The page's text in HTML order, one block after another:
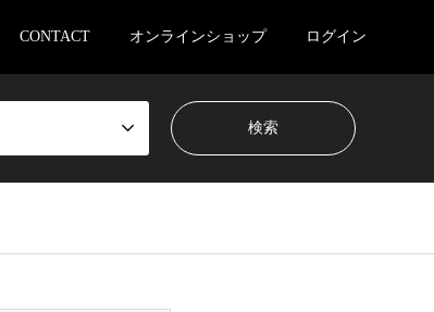
CONTACT オンラインショップ ログイン